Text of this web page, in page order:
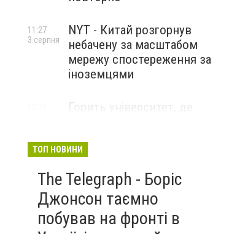
NYT - Китай розгорнув
небачену за масштабом
мережу спостереження за
іноземцями
11:27
3 серпня
Горить університет, де
ТОП НОВИНИ
The Telegraph - Боріс
Джонсон таємно
побував на фронті в